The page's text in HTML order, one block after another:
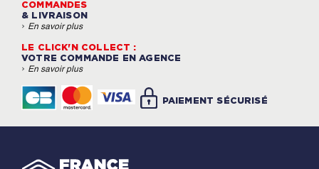
COMMANDES
& LIVRAISON
› En savoir plus
LE CLICK'N COLLECT :
VOTRE COMMANDE EN AGENCE
› En savoir plus
PAIEMENT SÉCURISÉ